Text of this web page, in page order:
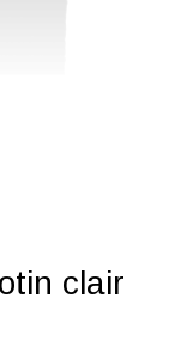
clair